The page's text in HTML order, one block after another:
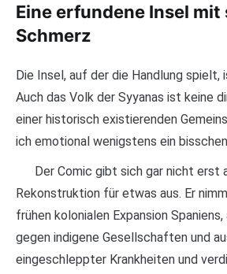
Eine erfundene Insel mit
Schmerz
Die Insel, auf der die Handlung spielt,
Auch das Volk der Syyanas ist keine
einer historisch existierenden
ich emotional wenigstens ein
Der Comic gibt sich gar nicht erst
Rekonstruktion für etwas aus. Er
frühen kolonialen Expansion
gegen indigene Gesellschaften und
eingeschleppter Krankheiten und